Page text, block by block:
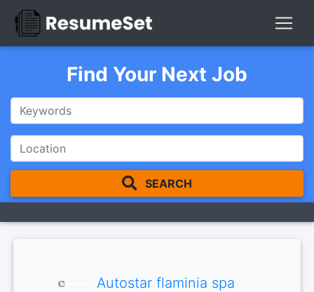
Find Your Next Job
SEARCH
Autostar flaminia spa